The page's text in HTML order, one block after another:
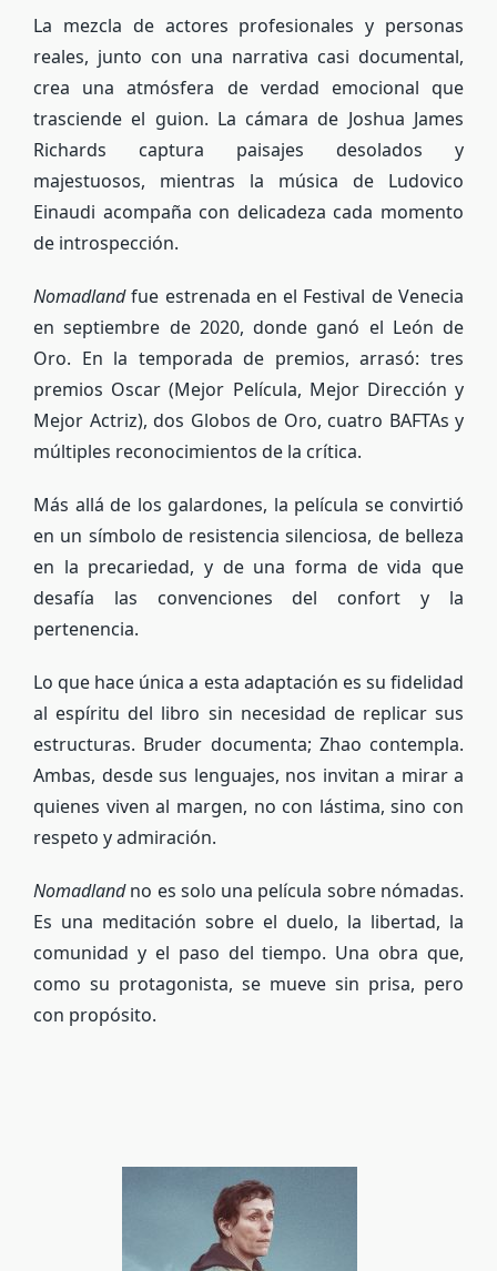
La mezcla de actores profesionales y personas
reales, junto con una narrativa casi documental,
crea una atmósfera de verdad emocional que
trasciende el guion. La cámara de Joshua James
Richards captura paisajes desolados y
majestuosos, mientras la música de Ludovico
Einaudi acompaña con delicadeza cada momento
de introspección.
Nomadlandfue estrenada en el Festival de Venecia
en septiembre de 2020, donde ganó el León de
Oro. En la temporada de premios, arrasó: tres
premios Oscar (Mejor Película, Mejor Dirección y
Mejor Actriz), dos Globos de Oro, cuatro BAFTAs y
múltiples reconocimientos de la crítica.
Más allá de los galardones, la película se convirtió
en un símbolo de resistencia silenciosa, de belleza
en la precariedad, y de una forma de vida que
desafía las convenciones del confort y la
pertenencia.
Lo que hace única a esta adaptación es su fidelidad
al espíritu del libro sin necesidad de replicar sus
estructuras. Bruder documenta; Zhao contempla.
Ambas, desde sus lenguajes, nos invitan a mirar a
quienes viven al margen, no con lástima, sino con
respeto y admiración.
Nomadlandno es solo una película sobre nómadas.
Es una meditación sobre el duelo, la libertad, la
comunidad y el paso del tiempo. Una obra que,
como su protagonista, se mueve sin prisa, pero
con propósito.